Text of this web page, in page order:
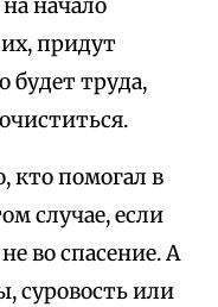
начало
придут
будет труда,
кто помогал в
случае, если
во спасение. А
суровость или